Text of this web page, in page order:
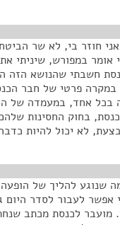
חוזר בי, לא שר
אומר במפורש, שיניתי
חשבתי שהנושא הזה
פרטי של חבר
בכל אחד, במעמדה של
בחוק החסינות
לא יכול להיות
שנוגע להליך של
אפשר לעבור לסדר היום
מועבר לכנסת מכתב